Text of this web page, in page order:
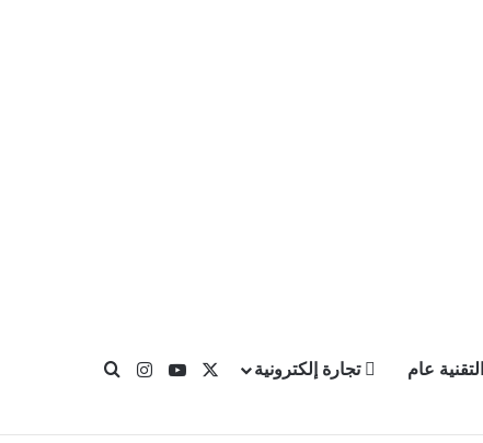
التقنية عام تجارة إلكترونية يوتيوبانستقرامبحث عن